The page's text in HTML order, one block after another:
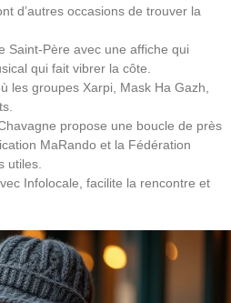
d’autres occasions de trouver la
Saint-Père avec une affiche qui
qui fait vibrer la côte.
les groupes Xarpi, Mask Ha Gazh,
propose une boucle de près
MaRando et la Fédération
utiles.
Infolocale, facilite la rencontre et